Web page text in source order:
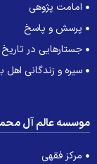
امامت پژوهی
پرسش و پاسخ
جستارهایی در تاریخ
سیره و زندگانی اهل
عالم آل
مرکز فقهی